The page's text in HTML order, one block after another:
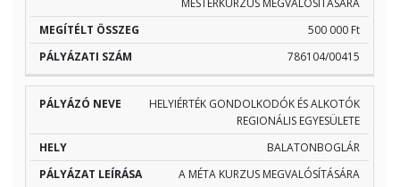
MESTERKURZUS MEGVALÓSÍTÁSÁRA
500 000 Ft
786104/00415
HELYIÉRTÉK GONDOLKODÓK ÉS ALKOTÓK
REGIONÁLIS EGYESÜLETE
BALATONBOGLÁR
A MÉTA KURZUS MEGVALÓSÍTÁSÁRA